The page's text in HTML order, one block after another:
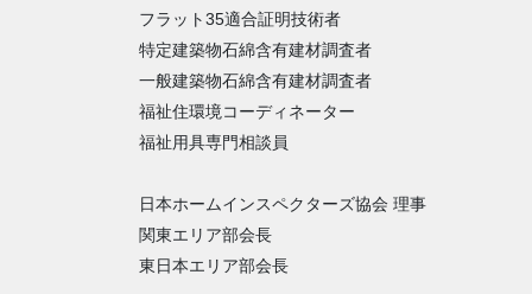
フラット35適合証明技術者
特定建築物石綿含有建材調査者
一般建築物石綿含有建材調査者
福祉住環境コーディネーター
福祉用具専門相談員
日本ホームインスペクターズ協会 理事
関東エリア部会長
東日本エリア部会長